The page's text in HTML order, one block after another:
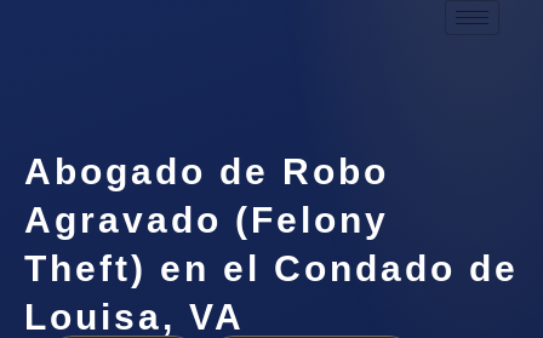
Abogado de Robo
Agravado (Felony
Theft) en el Condado de
Louisa, VA